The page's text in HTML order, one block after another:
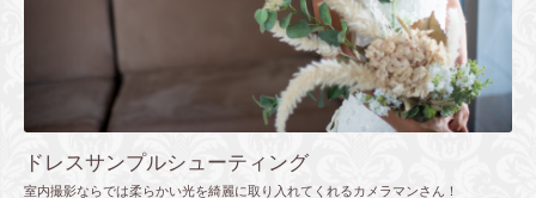
ドレスサンプルシューティング
室内撮影ならでは柔らかい光を綺麗に取り入れてくれるカメラマンさん！